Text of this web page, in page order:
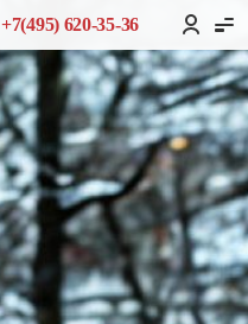
+7(495) 620-35-36